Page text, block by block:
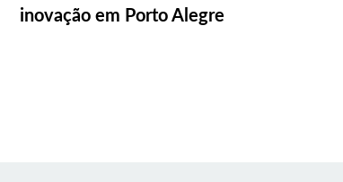
inovação em Porto Alegre